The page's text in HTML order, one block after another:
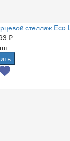
стеллаж
₽